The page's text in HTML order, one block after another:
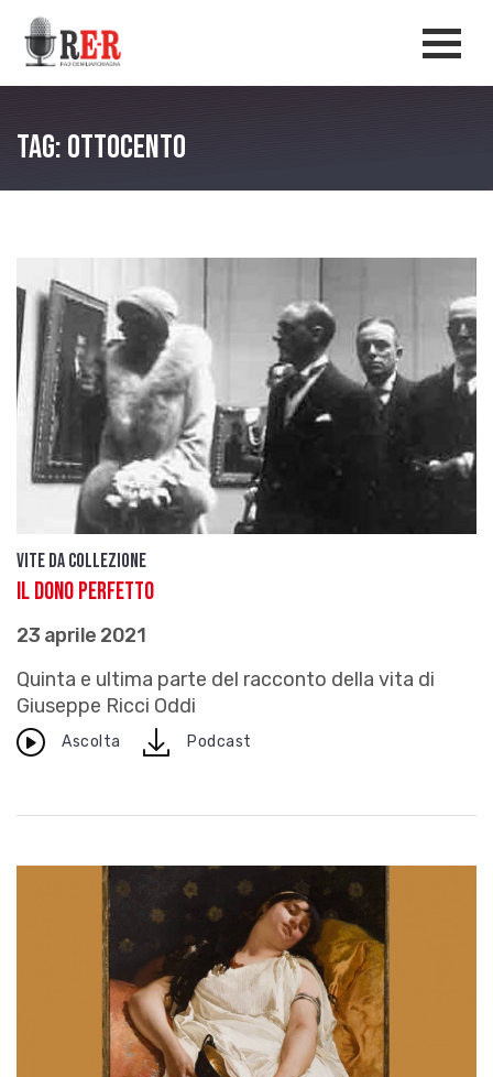
Salta al contenuto principale
Tag: Ottocento
Vite da Collezione
Il dono perfetto
23 aprile 2021
Quinta e ultima parte del racconto della vita di
Giuseppe Ricci Oddi
Ascolta downloadPodcast